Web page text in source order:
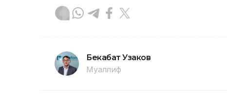
Бекабат Узаков
Муаллиф